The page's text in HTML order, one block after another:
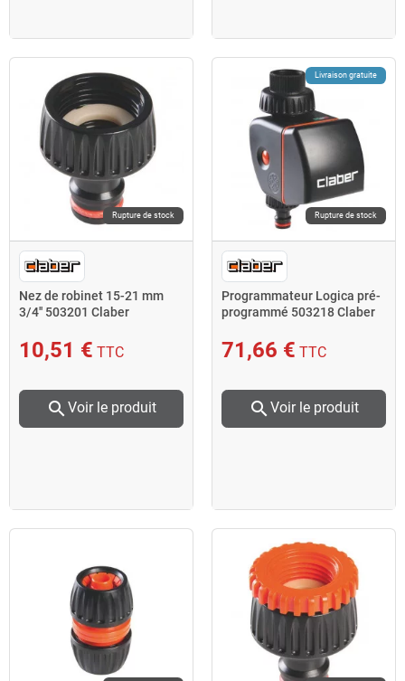
Rupture de stock
Nez de robinet 15-21 mm
3/4'' 503201 Claber
10,51 € TTC
search Voir le produit
Livraison gratuite
Rupture de stock
Programmateur Logica pré-
programmé 503218 Claber
71,66 € TTC
search Voir le produit